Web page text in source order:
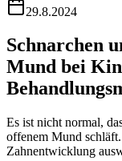
29.8.2024
Schnarchen
Mund bei
Es ist nicht normal,
offenem Mund
Zahnentwicklung